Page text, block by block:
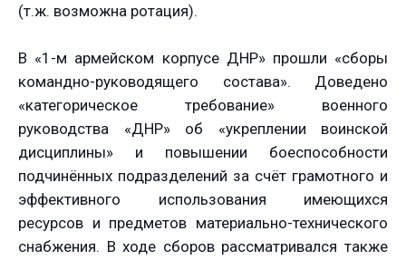
(т.ж. возможна ротация).
В «1-м армейском корпусе ДНР» прошли «сборы
командно-руководящего состава». Доведено
«категорическое требование» военного
руководства «ДНР» об «укреплении воинской
дисциплины» и повышении боеспособности
подчинённых подразделений за счёт грамотного и
эффективного использования имеющихся
ресурсов и предметов материально-технического
снабжения. В ходе сборов рассматривался также